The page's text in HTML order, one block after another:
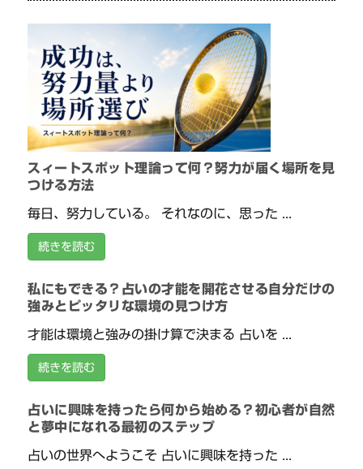
スィートスポット理論って何？努力が届く場所を見
つける方法
毎日、努力している。 それなのに、思った ...
続きを読む
私にもできる？占いの才能を開花させる自分だけの
強みとピッタリな環境の見つけ方
才能は環境と強みの掛け算で決まる 占いを ...
続きを読む
占いに興味を持ったら何から始める？初心者が自然
と夢中になれる最初のステップ
占いの世界へようこそ 占いに興味を持った ...